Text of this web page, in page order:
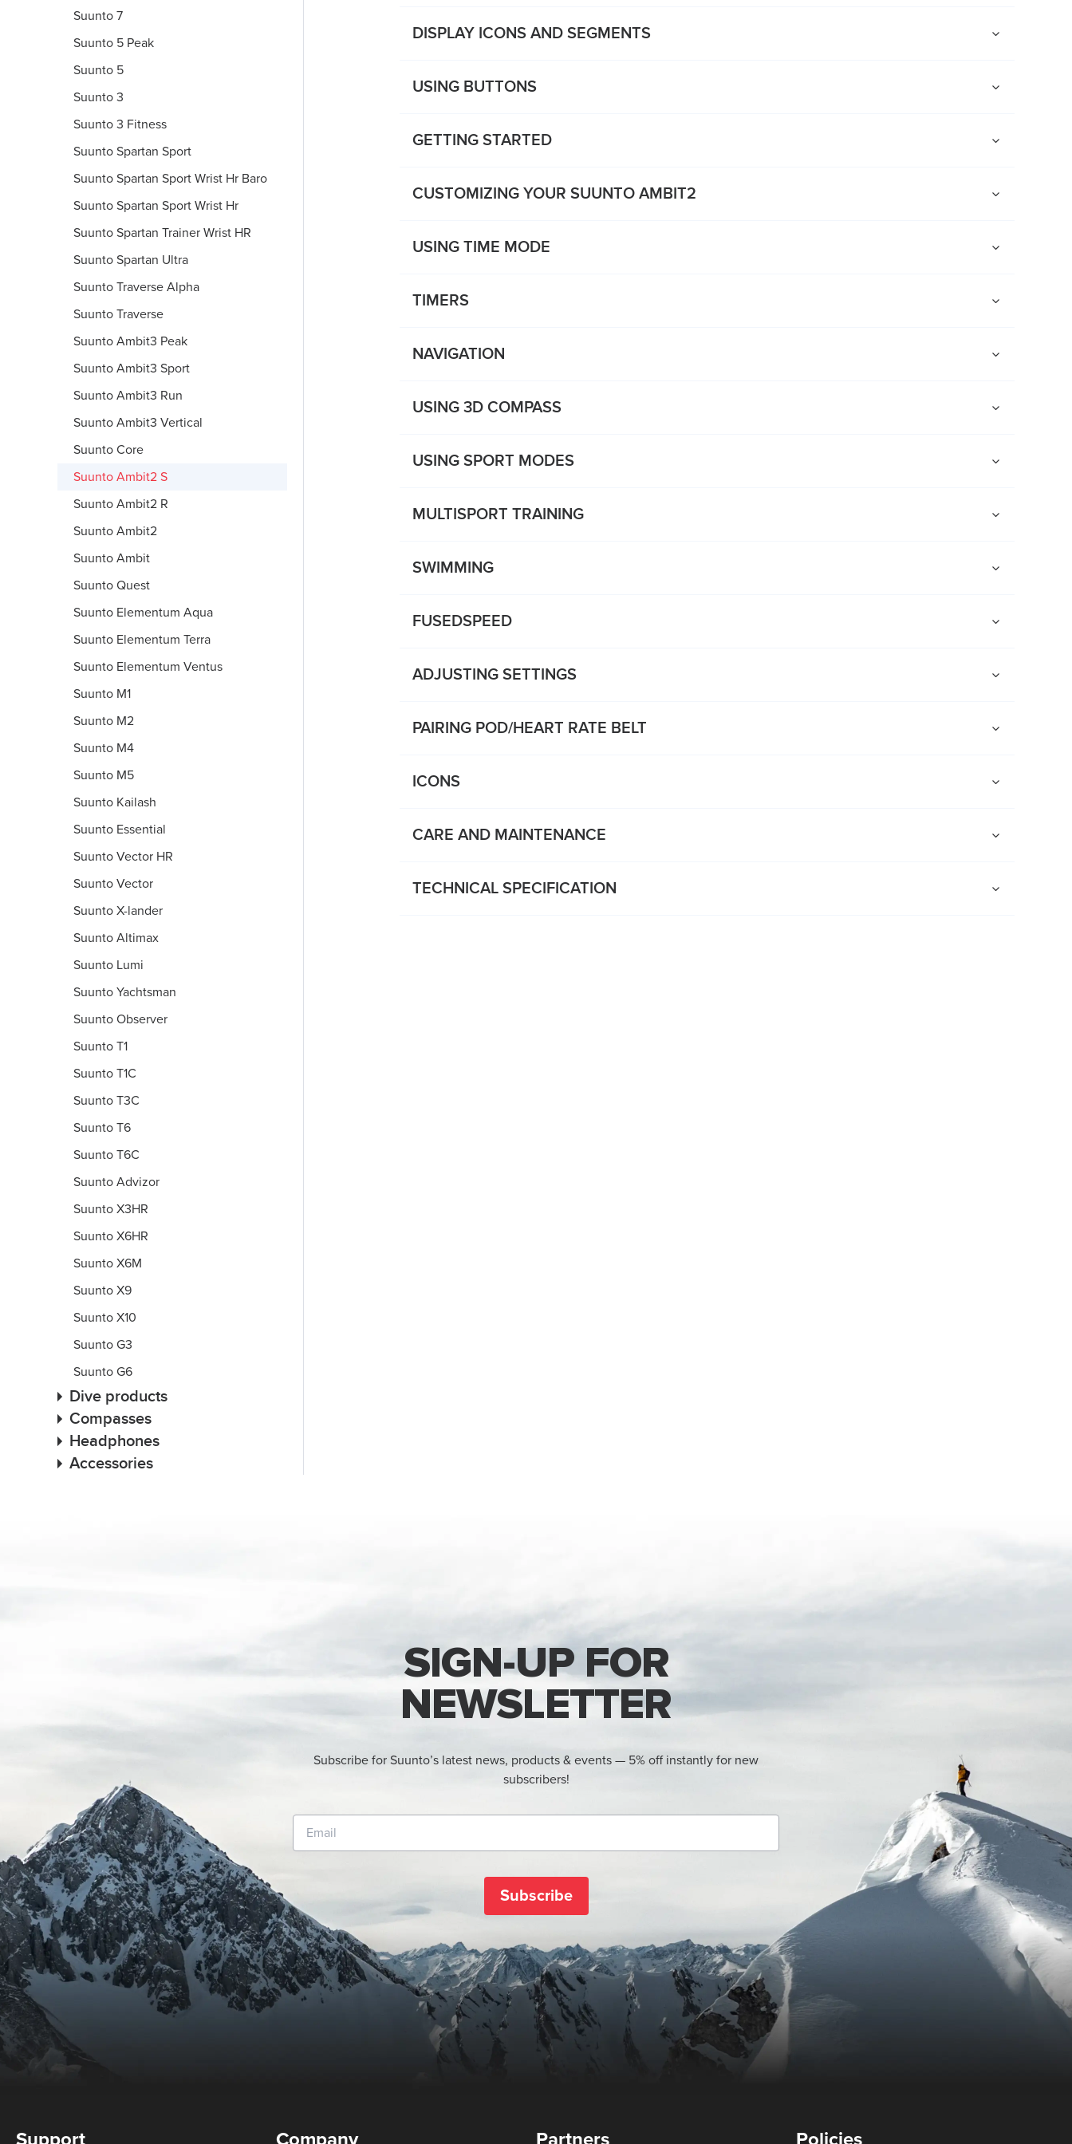
Suunto 7
Suunto 5 Peak
Suunto 5
Suunto 3
Suunto 3 Fitness
Suunto Spartan Sport
Suunto Spartan Sport Wrist Hr Baro
Suunto Spartan Sport Wrist Hr
Suunto Spartan Trainer Wrist HR
Suunto Spartan Ultra
Suunto Traverse Alpha
Suunto Traverse
Suunto Ambit3 Peak
Suunto Ambit3 Sport
Suunto Ambit3 Run
Suunto Ambit3 Vertical
Suunto Core
Suunto Ambit2 S
Suunto Ambit2 R
Suunto Ambit2
Suunto Ambit
Suunto Quest
Suunto Elementum Aqua
Suunto Elementum Terra
Suunto Elementum Ventus
Suunto M1
Suunto M2
Suunto M4
Suunto M5
Suunto Kailash
Suunto Essential
Suunto Vector HR
Suunto Vector
Suunto X-lander
Suunto Altimax
Suunto Lumi
Suunto Yachtsman
Suunto Observer
Suunto T1
Suunto T1C
Suunto T3C
Suunto T6
Suunto T6C
Suunto Advizor
Suunto X3HR
Suunto X6HR
Suunto X6M
Suunto X9
Suunto X10
Suunto G3
Suunto G6
Dive products
Compasses
Headphones
Accessories
DISPLAY ICONS AND SEGMENTS
USING BUTTONS
GETTING STARTED
CUSTOMIZING YOUR SUUNTO AMBIT2
USING TIME MODE
TIMERS
NAVIGATION
USING 3D COMPASS
USING SPORT MODES
MULTISPORT TRAINING
SWIMMING
FUSEDSPEED
ADJUSTING SETTINGS
PAIRING POD/HEART RATE BELT
ICONS
CARE AND MAINTENANCE
TECHNICAL SPECIFICATION
SIGN-UP FOR
NEWSLETTER
Subscribe for Suunto’s latest news, products & events — 5% off instantly for new
subscribers!
Subscribe
Support Company Partners Policies